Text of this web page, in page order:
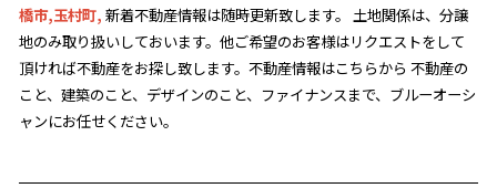
橋市,玉村町, 新着不動産情報は随時更新致します。 土地関係は、分譲
地のみ取り扱いしておいます。他ご希望のお客様はリクエストをして
頂ければ不動産をお探し致します。 不動産情報はこちらから 不動産の
こと、建築のこと、デザインのこと、ファイナンスまで、ブルーオーシ
ャンにお任せください。